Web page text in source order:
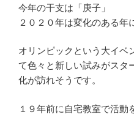
今年の干支は「庚子」
２０２０年は変化のある年
オリンピックという大イベ
て色々と新しい試みがスタ
化が訪れそうです。
１９年前に自宅教室で活動